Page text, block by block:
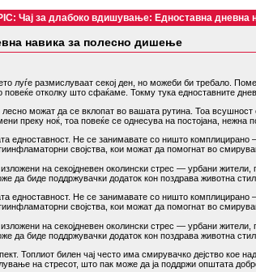
Чај за длабоко вдишување: Едноставна
навика за полесно дишење
луѓе размислуваат секој ден, но можеби би требало.
отколку што сфаќаме. Токму тука едноставните
лесно можат да се вклопат во вашата рутина. Тоа
преку ноќ, тоа повеќе се однесува на постојана, нежна
едноставност. Не се занимавате со ништо комплицирано
својства, кои можат да помогнат во
на секојдневен околински стрес — урбани
да биде поддржувачки додаток кон поздрава животна стил.
едноставност. Не се занимавате со ништо комплицирано
својства, кои можат да помогнат во
на секојдневен околински стрес — урбани
да биде поддржувачки додаток кон поздрава животна стил.
Топлиот билен чај често има смирувачко дејство кое
на стресот, што пак може да ја поддржи општата